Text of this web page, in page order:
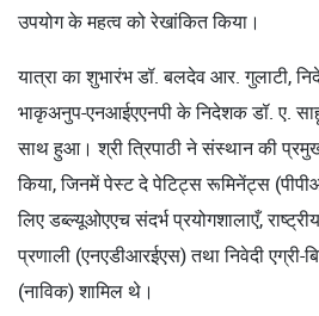
उपयोग के महत्व को रेखांकित किया।
यात्रा का शुभारंभ डॉ. बलदेव आर. गुलाटी,
भाकृअनुप-एनआईएएनपी के निदेशक डॉ. ए.
साथ हुआ। श्री त्रिपाठी ने संस्थान की
किया, जिनमें पेस्ट दे पेटिट्स रूमिनेंट्स
लिए डब्ल्यूओएएच संदर्भ प्रयोगशालाएँ,
प्रणाली (एनएडीआरईएस) तथा निवेदी
(नाविक) शामिल थे।